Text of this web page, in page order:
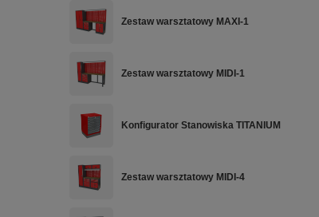
Zestaw warsztatowy MAXI-1
Zestaw warsztatowy MIDI-1
Konfigurator Stanowiska TITANIUM
Zestaw warsztatowy MIDI-4